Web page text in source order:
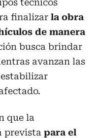
técnicos
finalizar la obra
de manera
busca brindar
avanzan las
estabilizar
que la
prevista para el